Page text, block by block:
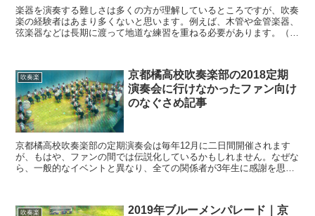
楽器を演奏する難しさは多くの方が理解しているところですが、吹奏
楽の経験者はあまり多くないと思います。例えば、木管や金管楽器、
弦楽器などは長期に渡って地道な練習を重ねる必要があります。（吹
吹奏楽
京都橘高校吹奏楽部の2018定期
演奏会に行けなかったファン向け
のなぐさめ記事
京都橘高校吹奏楽部の定期演奏会は毎年12月に二日間開催されます
が、もはや、ファンの間では伝説化しているかもしれません。なぜな
ら、一般的なイベントと異なり、全ての関係者が3年生に感謝を思
吹奏楽
2019年ブルーメンパレード｜京